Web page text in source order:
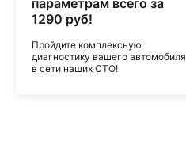
параметрам всего за
1290 руб!
Пройдите комплексную
диагностику вашего автомобиля
в сети наших СТО!